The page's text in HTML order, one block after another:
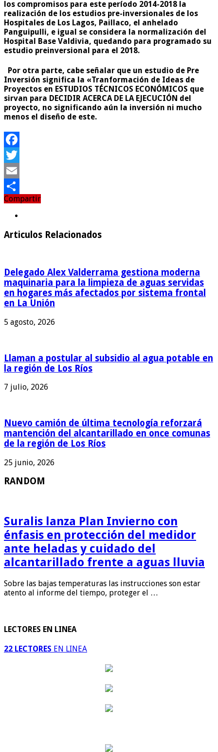
los compromisos para este período 2014-2018 la
realización de los estudios pre-inversionales de los
Hospitales de Los Lagos, Paillaco, el anhelado
Panguipulli, e igual se considera la normalización del
Hospital Base Valdivia, quedando para programado su
estudio preinversional para el 2018.
Por otra parte, cabe señalar que un estudio de Pre
Inversión significa la «Tranformación de Ideas de
Proyectos en ESTUDIOS TÉCNICOS ECONÓMICOS que
sirvan para DECIDIR ACERCA DE LA EJECUCIÓN del
proyecto, no significando aún la inversión ni mucho
menos el diseño de este.
Facebook
Twitter
Email
Compartir
Compartir
Articulos Relacionados
Delegado Alex Valderrama gestiona moderna
maquinaria para la limpieza de aguas servidas
en hogares más afectados por sistema frontal
en La Unión
5 agosto, 2026
Llaman a postular al subsidio al agua potable en
la región de Los Ríos
7 julio, 2026
Nuevo camión de última tecnología reforzará
mantención del alcantarillado en once comunas
de la región de Los Ríos
25 junio, 2026
RANDOM
Suralis lanza Plan Invierno con
énfasis en protección del medidor
ante heladas y cuidado del
alcantarillado frente a aguas lluvia
Sobre las bajas temperaturas las instrucciones son estar
atento al informe del tiempo, proteger el …
LECTORES EN LINEA
22 LECTORES EN LINEA